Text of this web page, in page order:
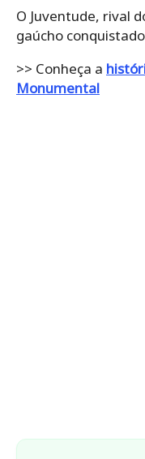
O Juventude, rival
gaúcho
>> Conheça a
Monumental